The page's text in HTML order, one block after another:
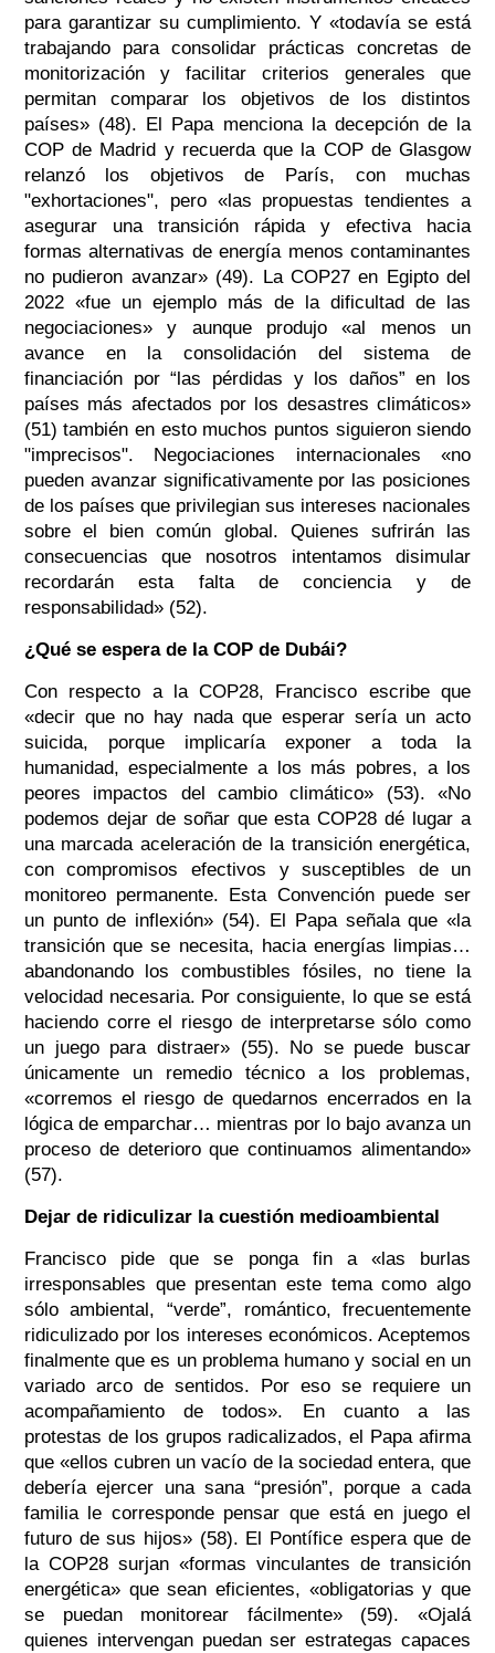
para garantizar su cumplimiento. Y «todavía se está
trabajando para consolidar prácticas concretas de
monitorización y facilitar criterios generales que
permitan comparar los objetivos de los distintos
países» (48). El Papa menciona la decepción de la
COP de Madrid y recuerda que la COP de Glasgow
relanzó los objetivos de París, con muchas
"exhortaciones", pero «las propuestas tendientes a
asegurar una transición rápida y efectiva hacia
formas alternativas de energía menos contaminantes
no pudieron avanzar» (49). La COP27 en Egipto del
2022 «fue un ejemplo más de la dificultad de las
negociaciones» y aunque produjo «al menos un
avance en la consolidación del sistema de
financiación por “las pérdidas y los daños” en los
países más afectados por los desastres climáticos»
(51) también en esto muchos puntos siguieron siendo
"imprecisos". Negociaciones internacionales «no
pueden avanzar significativamente por las posiciones
de los países que privilegian sus intereses nacionales
sobre el bien común global. Quienes sufrirán las
consecuencias que nosotros intentamos disimular
recordarán esta falta de conciencia y de
responsabilidad» (52).
¿Qué se espera de la COP de Dubái?
Con respecto a la COP28, Francisco escribe que
«decir que no hay nada que esperar sería un acto
suicida, porque implicaría exponer a toda la
humanidad, especialmente a los más pobres, a los
peores impactos del cambio climático» (53). «No
podemos dejar de soñar que esta COP28 dé lugar a
una marcada aceleración de la transición energética,
con compromisos efectivos y susceptibles de un
monitoreo permanente. Esta Convención puede ser
un punto de inflexión» (54). El Papa señala que «la
transición que se necesita, hacia energías limpias…
abandonando los combustibles fósiles, no tiene la
velocidad necesaria. Por consiguiente, lo que se está
haciendo corre el riesgo de interpretarse sólo como
un juego para distraer» (55). No se puede buscar
únicamente un remedio técnico a los problemas,
«corremos el riesgo de quedarnos encerrados en la
lógica de emparchar… mientras por lo bajo avanza un
proceso de deterioro que continuamos alimentando»
(57).
Dejar de ridiculizar la cuestión medioambiental
Francisco pide que se ponga fin a «las burlas
irresponsables que presentan este tema como algo
sólo ambiental, “verde”, romántico, frecuentemente
ridiculizado por los intereses económicos. Aceptemos
finalmente que es un problema humano y social en un
variado arco de sentidos. Por eso se requiere un
acompañamiento de todos». En cuanto a las
protestas de los grupos radicalizados, el Papa afirma
que «ellos cubren un vacío de la sociedad entera, que
debería ejercer una sana “presión”, porque a cada
familia le corresponde pensar que está en juego el
futuro de sus hijos» (58). El Pontífice espera que de
la COP28 surjan «formas vinculantes de transición
energética» que sean eficientes, «obligatorias y que
se puedan monitorear fácilmente» (59). «Ojalá
quienes intervengan puedan ser estrategas capaces